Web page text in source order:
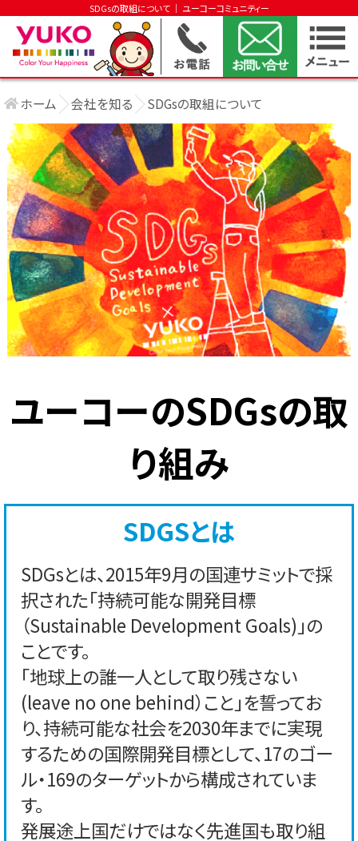
SDGsの取組について │ ユーコーコミュニティー
ホーム 会社を知る SDGsの取組について
ユーコーのSDGsの取
り組み
SDGSとは
SDGsとは、2015年9月の国連サミットで採
択された「持続可能な開発目標
（Sustainable Development Goals)」の
ことです。
「地球上の誰一人として取り残さない
(leave no one behind）こと」を誓ってお
り、持続可能な社会を2030年までに実現
するための国際開発目標として、17のゴー
ル・169のターゲットから構成されていま
す。
発展途上国だけではなく先進国も取り組